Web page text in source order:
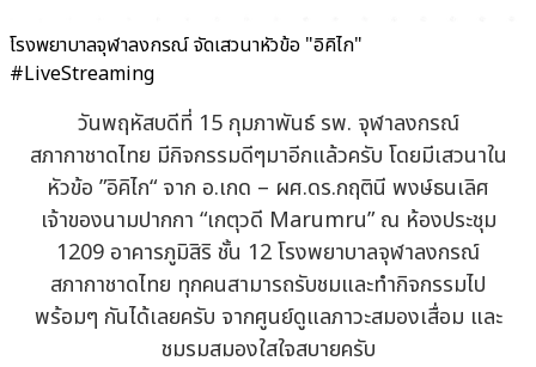
โรงพยาบาลจุฬาลงกรณ์ จัดเสวนาหัวข้อ "อิคิไก"
#LiveStreaming
วันพฤหัสบดีที่ 15 กุมภาพันธ์ รพ. จุฬาลงกรณ์
สภากาชาดไทย มีกิจกรรมดีๆมาอีกแล้วครับ โดยมีเสวนาใน
หัวข้อ ”อิคิไก“ จาก อ.เกด – ผศ.ดร.กฤตินี พงษ์ธนเลิศ
เจ้าของนามปากกา “เกตุวดี Marumru” ณ ห้องประชุม
1209 อาคารภูมิสิริ ชั้น 12 โรงพยาบาลจุฬาลงกรณ์
สภากาชาดไทย ทุกคนสามารถรับชมและทำกิจกรรมไป
พร้อมๆ กันได้เลยครับ จากศูนย์ดูแลภาวะสมองเสื่อม และ
ชมรมสมองใสใจสบายครับ